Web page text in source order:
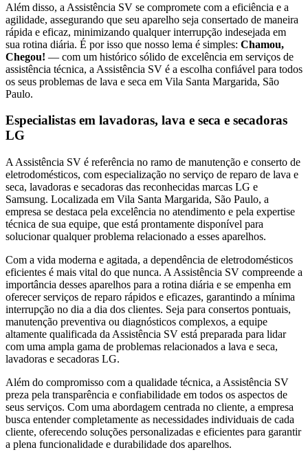
Além disso, a Assistência SV se compromete com a eficiência e a
agilidade, assegurando que seu aparelho seja consertado de maneira
rápida e eficaz, minimizando qualquer interrupção indesejada em
sua rotina diária. É por isso que nosso lema é simples: Chamou,
Chegou! — com um histórico sólido de excelência em serviços de
assistência técnica, a Assistência SV é a escolha confiável para todos
os seus problemas de lava e seca em Vila Santa Margarida, São
Paulo.
Especialistas em lavadoras, lava e seca e secadoras
LG
A Assistência SV é referência no ramo de manutenção e conserto de
eletrodomésticos, com especialização no serviço de reparo de lava e
seca, lavadoras e secadoras das reconhecidas marcas LG e
Samsung. Localizada em Vila Santa Margarida, São Paulo, a
empresa se destaca pela excelência no atendimento e pela expertise
técnica de sua equipe, que está prontamente disponível para
solucionar qualquer problema relacionado a esses aparelhos.
Com a vida moderna e agitada, a dependência de eletrodomésticos
eficientes é mais vital do que nunca. A Assistência SV compreende a
importância desses aparelhos para a rotina diária e se empenha em
oferecer serviços de reparo rápidos e eficazes, garantindo a mínima
interrupção no dia a dia dos clientes. Seja para consertos pontuais,
manutenção preventiva ou diagnósticos complexos, a equipe
altamente qualificada da Assistência SV está preparada para lidar
com uma ampla gama de problemas relacionados a lava e seca,
lavadoras e secadoras LG.
Além do compromisso com a qualidade técnica, a Assistência SV
preza pela transparência e confiabilidade em todos os aspectos de
seus serviços. Com uma abordagem centrada no cliente, a empresa
busca entender completamente as necessidades individuais de cada
cliente, oferecendo soluções personalizadas e eficientes para garantir
a plena funcionalidade e durabilidade dos aparelhos.